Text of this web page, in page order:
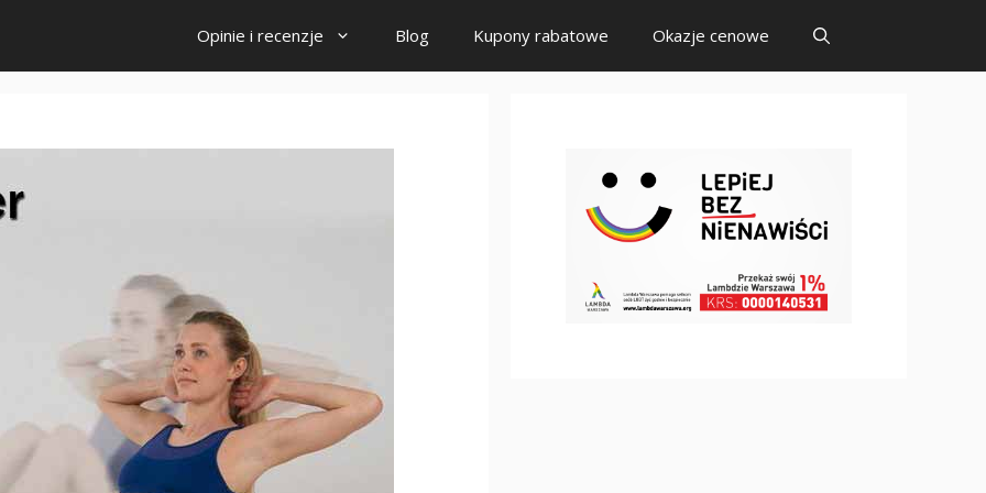
Opinie i recenzje Blog Kupony rabatowe Okazje cenowe